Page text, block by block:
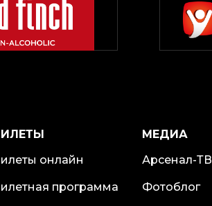
онлайн
программа
МЕДИА
Арсенал-ТВ
Фотоблог